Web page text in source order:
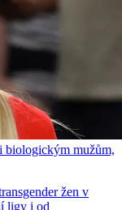
biologickým mužům,
žen v
ligy i od